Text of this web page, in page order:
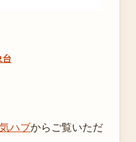
ハブからご覧いただ